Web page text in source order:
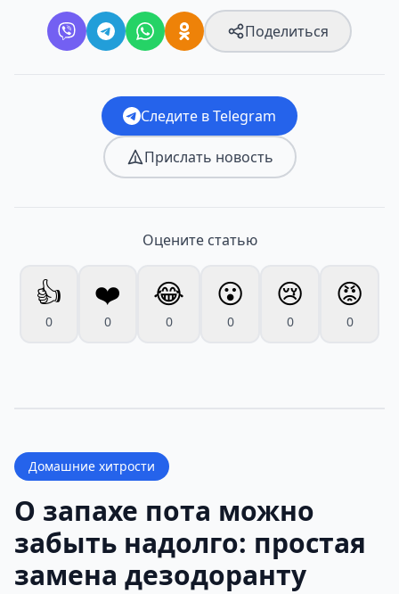
Поделиться
Следите в Telegram
Прислать новость
Оцените статью
👍
0
❤️
0
😂
0
😮
0
😢
0
😡
0
Домашние хитрости
О запахе пота можно
забыть надолго: простая
замена дезодоранту